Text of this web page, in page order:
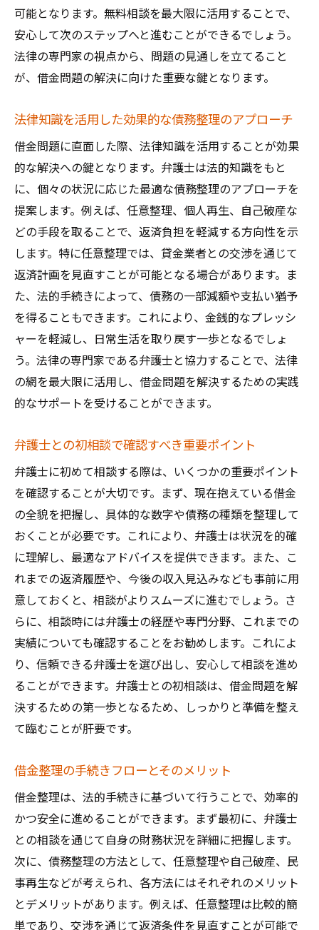
返済計画見直し後の生活設計のポイント
安心して生活できる返済環境の作り方
福岡県で信頼できる弁護士に借金相談安心のサ
ポートとは
スト
相談前に知っておきたい法律事務所の選び
方
弁護士との信頼関係構築が解決への第一歩
安心して相談できる弁護士の特徴とは
法律相談で得られる具体的なサポート内容
借金問題の相談で弁護士に期待できること
北九州で安心の法的サポートを提供する弁護士
の役割
弁護士が持つ法的知識とサポートスキルの
重要性
北九州での借金問題解決における弁護士の
使命
地域に根ざした弁護士支援のメリット
借金問題に対する弁護士の具体的なサポー
ト例
弁護士との連携で生活再建を実現する方法
借金問題の解決を目指す弁護士の日常生活への
借金問題が日常生活へ与える影響とその対
策
弁護士が提供する日常生活支援の多様な方
法
法律的アプローチで生活の不安を解消する
借金問題解決後の生活設計と長期的な視点
弁護士と共に目指す安心生活の再構築
割
弁護士による借金整理でどのように生活が改善
するのか
借金整理後の生活改善例と具体的な効果
弁護士のサポートがもたらす安心感と自由
借金整理による家計改善のプロセス
弁護士と共に築く新たな生活のスタートラ
可能となります。無料相談を最大限に活用することで、
安心して次のステップへと進むことができるでしょう。
法律の専門家の視点から、問題の見通しを立てること
が、借金問題の解決に向けた重要な鍵となります。
法律知識を活用した効果的な債務整理のアプローチ
借金問題に直面した際、法律知識を活用することが効果
的な解決への鍵となります。弁護士は法的知識をもと
に、個々の状況に応じた最適な債務整理のアプローチを
提案します。例えば、任意整理、個人再生、自己破産な
どの手段を取ることで、返済負担を軽減する方向性を示
します。特に任意整理では、貸金業者との交渉を通じて
返済計画を見直すことが可能となる場合があります。ま
た、法的手続きによって、債務の一部減額や支払い猶予
を得ることもできます。これにより、金銭的なプレッシ
ャーを軽減し、日常生活を取り戻す一歩となるでしょ
う。法律の専門家である弁護士と協力することで、法律
の網を最大限に活用し、借金問題を解決するための実践
的なサポートを受けることができます。
弁護士との初相談で確認すべき重要ポイント
弁護士に初めて相談する際は、いくつかの重要ポイント
を確認することが大切です。まず、現在抱えている借金
の全貌を把握し、具体的な数字や債務の種類を整理して
おくことが必要です。これにより、弁護士は状況を的確
に理解し、最適なアドバイスを提供できます。また、こ
れまでの返済履歴や、今後の収入見込みなども事前に用
意しておくと、相談がよりスムーズに進むでしょう。さ
らに、相談時には弁護士の経歴や専門分野、これまでの
実績についても確認することをお勧めします。これによ
り、信頼できる弁護士を選び出し、安心して相談を進め
ることができます。弁護士との初相談は、借金問題を解
決するための第一歩となるため、しっかりと準備を整え
て臨むことが肝要です。
借金整理の手続きフローとそのメリット
借金整理は、法的手続きに基づいて行うことで、効率的
かつ安全に進めることができます。まず最初に、弁護士
との相談を通じて自身の財務状況を詳細に把握します。
次に、債務整理の方法として、任意整理や自己破産、民
事再生などが考えられ、各方法にはそれぞれのメリット
とデメリットがあります。例えば、任意整理は比較的簡
単であり、交渉を通じて返済条件を見直すことが可能で